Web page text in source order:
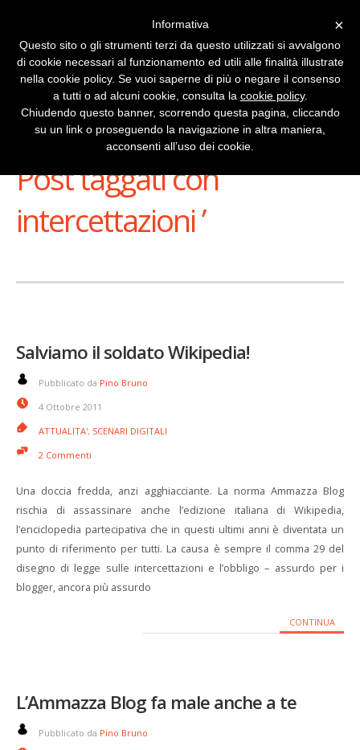
Stai Visualizzando
Post taggati con ‘
intercettazioni ’
Salviamo il soldato Wikipedia!
Pubblicato da Pino Bruno
4 Ottobre 2011
ATTUALITA', SCENARI DIGITALI
2 Commenti
Una doccia fredda, anzi agghiacciante. La norma Ammazza Blog
rischia di assassinare anche l’edizione italiana di Wikipedia,
l’enciclopedia partecipativa che in questi ultimi anni è diventata un
punto di riferimento per tutti. La causa è sempre il comma 29 del
disegno di legge sulle intercettazioni e l’obbligo – assurdo per i
blogger, ancora più assurdo
CONTINUA
L’Ammazza Blog fa male anche a te
Pubblicato da Pino Bruno
×
Informativa
Questo sito o gli strumenti terzi da questo utilizzati si avvalgono
di cookie necessari al funzionamento ed utili alle finalità illustrate
nella cookie policy. Se vuoi saperne di più o negare il consenso
a tutti o ad alcuni cookie, consulta la cookie policy.
Chiudendo questo banner, scorrendo questa pagina, cliccando
su un link o proseguendo la navigazione in altra maniera,
acconsenti all’uso dei cookie.